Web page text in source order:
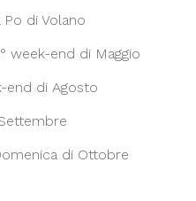
Po di Volano
week-end di Maggio
end di Agosto
di Ottobre